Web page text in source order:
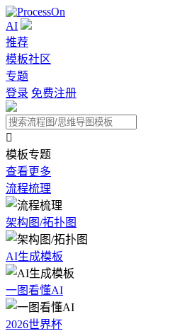
AI
推荐
模板社区
专题
登录 免费注册

模板专题
查看更多
流程梳理
架构图/拓扑图
AI生成模板
一图看懂AI
2026世界杯